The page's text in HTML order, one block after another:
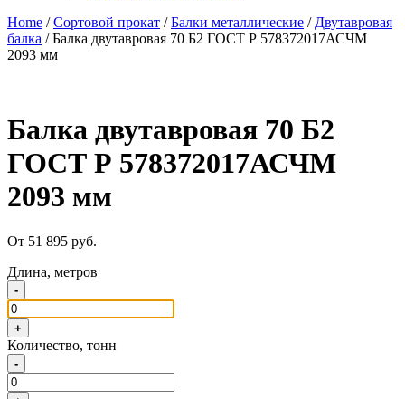
Home /Сортовой прокат /Балки металлические / Двутавровая
балка / Балка двутавровая 70 Б2 ГОСТ Р 578372017АСЧМ
2093 мм
Балка двутавровая 70 Б2
ГОСТ Р 578372017АСЧМ
2093 мм
От 51 895 руб.
Длина, метров
-
+
Количество, тонн
-